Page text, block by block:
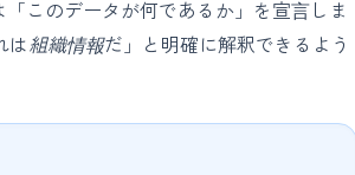
「このデータが何であるか」を宣言しま
は組織情報だ」と明確に解釈できるよう